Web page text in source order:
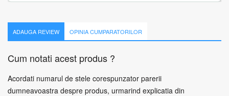
ADAUGA REVIEW OPINIA CUMPARATORILOR
Cum notati acest produs ?
Acordati numarul de stele corespunzator parerii
dumneavoastra despre produs, urmarind explicatia din